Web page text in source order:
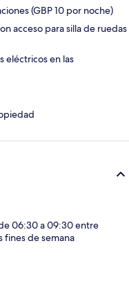
(GBP 10 por noche)
acceso para silla de ruedas
eléctricos en las
06:30 a 09:30 entre
fines de semana